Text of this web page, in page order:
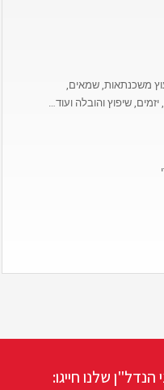
משכנתאות, שמאים,
שיפוץ והובלה ועוד…
שלנו חייגו: